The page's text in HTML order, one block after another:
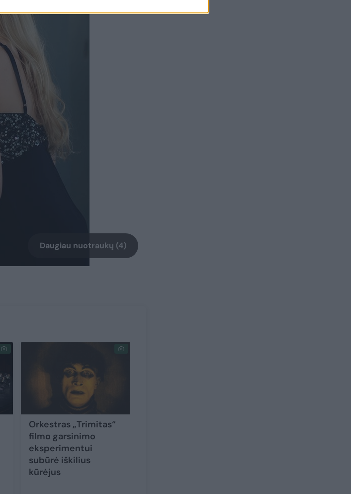
Daugiau nuotraukų (4)
Orkestras „Trimitas“
filmo garsinimo
eksperimentui
subūrė iškilius
kūrėjus